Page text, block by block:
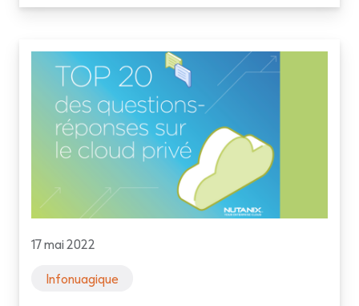
17 mai 2022
Infonuagique